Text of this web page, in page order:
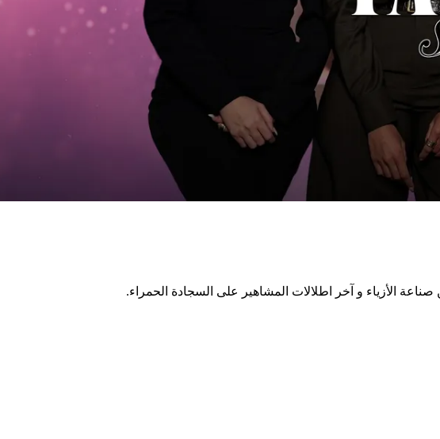
الأزياء و آخر اطلالات المشاهير على السجادة الحمراء.